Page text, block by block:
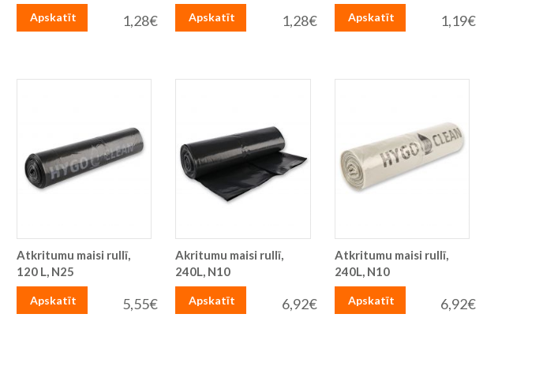
1,28€
Apskatīt 1,28€
Apskatīt 1,19€
Apskatīt
Atkritumu maisi rullī,
120 L, N25
5,55€
Apskatīt
Akritumu maisi rullī,
240L, N10
6,92€
Apskatīt
Atkritumu maisi rullī,
240L, N10
6,92€
Apskatīt